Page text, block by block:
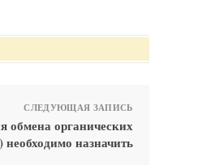
СЛЕДУЮЩАЯ ЗАПИСЬ
обмена органических
назначить